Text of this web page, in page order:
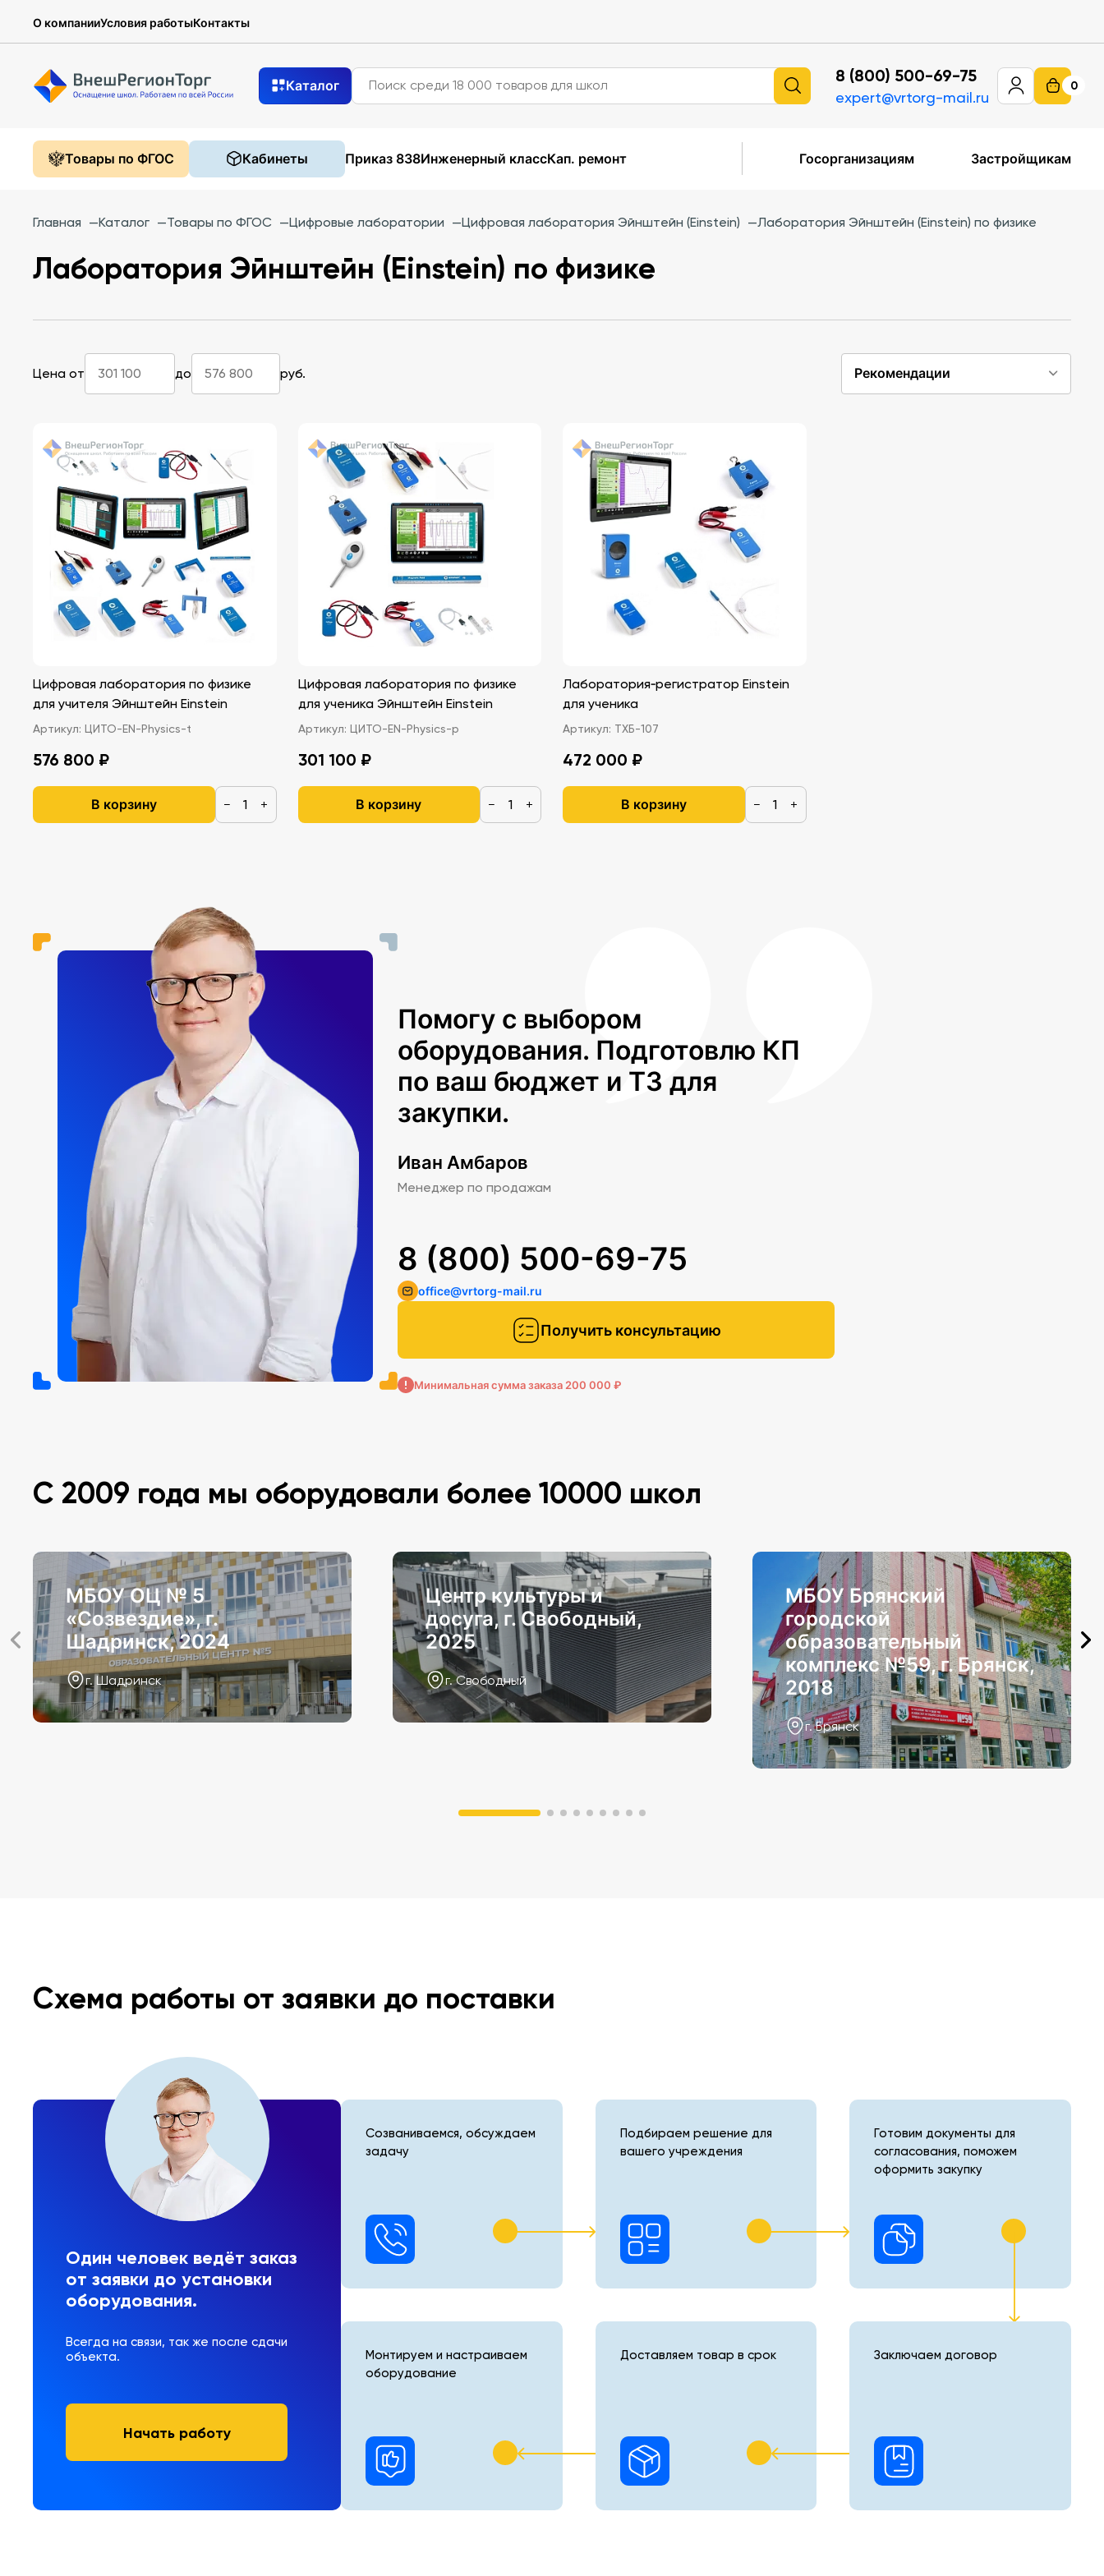
О компанииУсловия работыКонтакты
Каталог 8 (800) 500-69-75
expert@vrtorg-mail.ru
0
Товары по ФГОС Кабинеты Приказ 838Инженерный классКап. ремонт Госорганизациям Застройщикам
Главная —Каталог —Товары по ФГОС —Цифровые лаборатории —Цифровая лаборатория Эйнштейн (Einstein) —Лаборатория Эйнштейн (Einstein) по физике
Лаборатория Эйнштейн (Einstein) по физике
Цена от до руб. Рекомендации
Цифровая лаборатория по физике
для учителя Эйнштейн Einstein
Артикул: ЦИТО-EN-Physics-t
576 800 ₽
В корзину − +
Цифровая лаборатория по физике
для ученика Эйнштейн Einstein
Артикул: ЦИТО-EN-Physics-p
301 100 ₽
В корзину − +
Лаборатория‑регистратор Einstein
для ученика
Артикул: ТХБ-107
472 000 ₽
В корзину − +
Помогу с выбором
оборудования. Подготовлю КП
по ваш бюджет и ТЗ для
закупки.
Иван Амбаров
Менеджер по продажам
Получить консультацию
8 (800) 500-69-75
office@vrtorg-mail.ru
Минимальная сумма заказа 200 000 ₽
С 2009 года мы оборудовали более 10000 школ
МБОУ ОЦ № 5
«Созвездие», г.
Шадринск, 2024
г. Шадринск
Центр культуры и
досуга, г. Свободный,
2025
г. Свободный
МБОУ Брянский
городской
образовательный
комплекс №59, г. Брянск,
2018
г. Брянск
Схема работы от заявки до поставки
Один человек ведёт заказ
от заявки до установки
оборудования.
Всегда на связи, так же после сдачи
объекта.
Начать работу
Созваниваемся, обсуждаем
задачу
Подбираем решение для
вашего учреждения
Готовим документы для
согласования, поможем
оформить закупку
Монтируем и настраиваем
оборудование
Доставляем товар в срок Заключаем договор